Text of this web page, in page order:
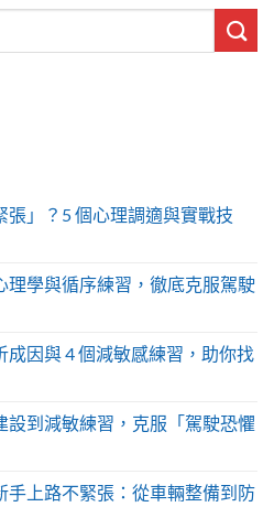
」？5 個心理調適與實戰技
學與循序練習，徹底克服駕駛
因與 4 個減敏感練習，助你找
設到減敏練習，克服「駕駛恐懼
手上路不緊張：從車輛整備到防